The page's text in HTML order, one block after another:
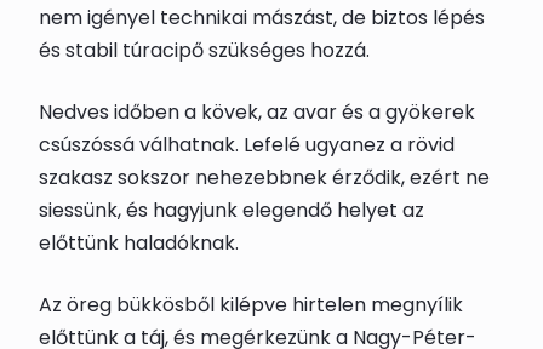
nem igényel technikai mászást, de biztos lépés
és stabil túracipő szükséges hozzá.
Nedves időben a kövek, az avar és a gyökerek
csúszóssá válhatnak. Lefelé ugyanez a rövid
szakasz sokszor nehezebbnek érződik, ezért ne
siessünk, és hagyjunk elegendő helyet az
előttünk haladóknak.
Az öreg bükkösből kilépve hirtelen megnyílik
előttünk a táj, és megérkezünk a Nagy-Péter-